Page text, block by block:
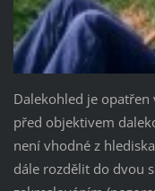
Dalekohled je
před objektivem
není vhodné z
dále rozdělit do dvou